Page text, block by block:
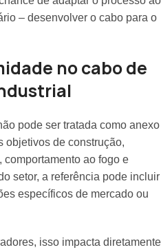
– desenvolver o cabo para o
no cabo de
pode ser tratada como anexo
objetivos de construção,
ao fogo e
setor, a referência pode incluir
específicos de mercado ou
isso impacta diretamente